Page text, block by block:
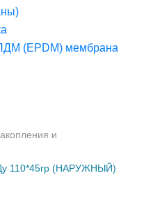
(EPDM) мембрана
и
110*45гр (НАРУЖНЫЙ)